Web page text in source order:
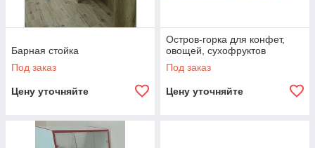
Барная стойка
Под заказ
Цену уточняйте
Остров-горка для конфет,
овощей, сухофруктов
Под заказ
Цену уточняйте